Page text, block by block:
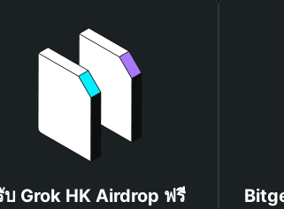
บ Grok HK Airdrop ฟรี